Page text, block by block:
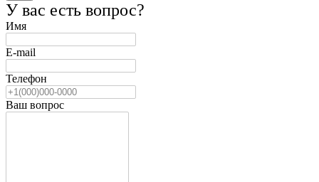
У вас есть вопрос?
Имя
E-mail
Телефон
Ваш вопрос